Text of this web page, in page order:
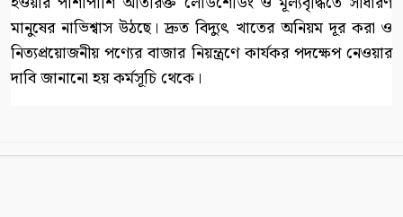
মানুষের নাভিশ্বাস উঠছে। দ্রুত বিদ্যুৎ খাতের অনিয়ম দূর করা ও
নিত্যপ্রয়োজনীয় পণ্যের বাজার নিয়ন্ত্রণে কার্যকর পদক্ষেপ নেওয়ার
দাবি জানানো হয় কর্মসূচি থেকে।